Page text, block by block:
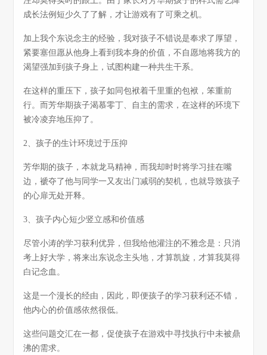
成长法例短少久了了解，才让游戏有了可乘之机。
加上我个东说念主的经验，我对孩子不错说是奉求了厚望，
紧要塞但愿从他身上看到我本身的价值，不自愿地将我方的
渴望强加到孩子身上，试图构建一种共生干系。
在这样的重压下，孩子如同包袱着千里重的包袱，笨重前
行。而芳华期孩子渴慕零丁、自主的需求，在这样的环境下
被冷凌弃地压抑了。
2、孩子的生计环境过于压抑
芳华期的孩子，本就龙马精神，而我却时时将学习挂在嘴
边，褫夺了他与同学一又友出门减弱的契机，也就导致孩子
的心扉无处开释。
3、孩子内心短少竖立感和价值感
尽管小涛的学习获利优异，但我给他灌注的不雅念是：只消
考上好大学，将来出东说念主头地，才算凯旋，才算我莫得
白记念血。
这是一个漫长的经由，因此，即便孩子的学习获利还不错，
他内心的价值感依然很低。
这些问题交汇在一都，促使孩子在游戏中寻找执行中未被鼎
沸的需求。